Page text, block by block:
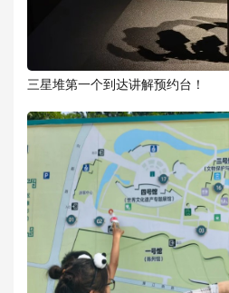
三星堆第一个到达讲解预约台！